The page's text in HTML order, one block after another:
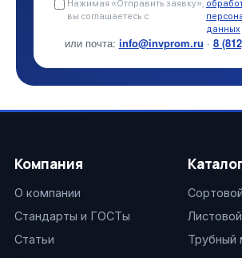
Нажимая «Отправить заявку»,
вы соглашаетесь с
данных
или почта: info@invprom.ru · 8
Компания
О компании
Стандарты и ГОСТы
Статьи
Трубный